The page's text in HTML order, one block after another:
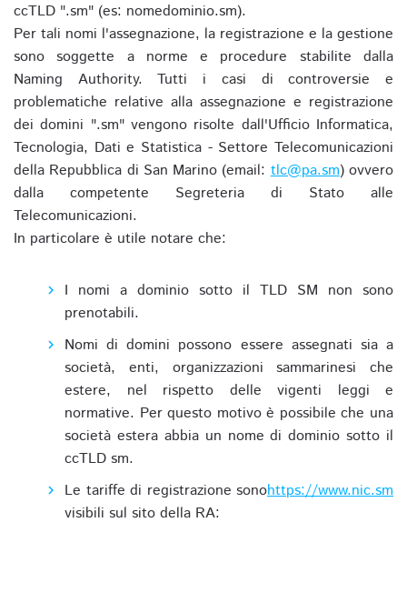
ccTLD ".sm" (es: nomedominio.sm).
Per tali nomi l'assegnazione, la registrazione e la gestione
sono soggette a norme e procedure stabilite dalla
Naming Authority. Tutti i casi di controversie e
problematiche relative alla assegnazione e registrazione
dei domini ".sm" vengono risolte dall'Ufficio Informatica,
Tecnologia, Dati e Statistica - Settore Telecomunicazioni
della Repubblica di San Marino (email:tlc@pa.sm) ovvero
dalla competente Segreteria di Stato alle
Telecomunicazioni.
In particolare è utile notare che:
I nomi a dominio sotto il TLD SM non sono
prenotabili.
Nomi di domini possono essere assegnati sia a
società, enti, organizzazioni sammarinesi che
estere, nel rispetto delle vigenti leggi e
normative. Per questo motivo è possibile che una
società estera abbia un nome di dominio sotto il
ccTLD sm.
Le tariffe di registrazione sono
visibili sul sito della RA:
https://www.nic.sm